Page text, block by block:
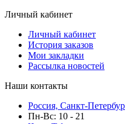
Личный кабинет
Личный кабинет
История заказов
Мои закладки
Рассылка новостей
Наши контакты
Россия, Санкт-
Пн-Вс: 10 - 21